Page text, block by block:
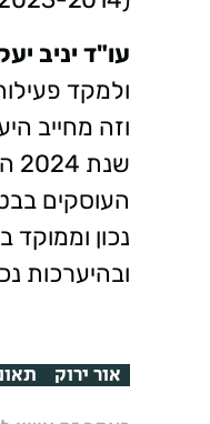
עו"ד יניב
ולמקד
וזה מחייב
העוסקים
נכון
ובהיערכות
אור ירוק